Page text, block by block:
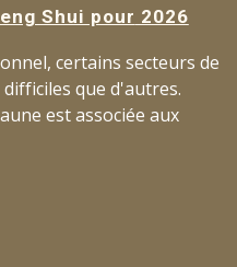
Shui pour 2026
certains secteurs de
que d'autres.
est associée aux